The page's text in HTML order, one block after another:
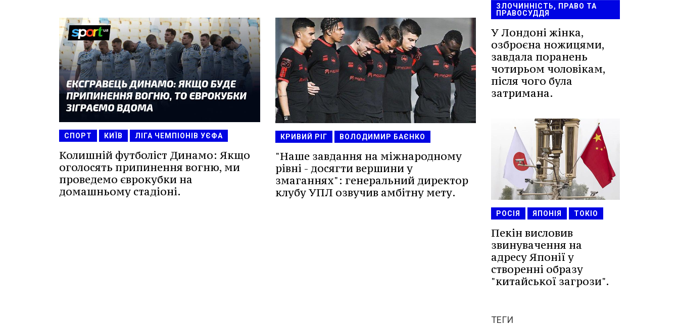
СПОРТ КИЇВ ЛІГА ЧЕМПІОНІВ УЄФА
Колишній футболіст Динамо: Якщо
оголосять припинення вогню, ми
проведемо єврокубки на
домашньому стадіоні.
КРИВИЙ РІГ ВОЛОДИМИР БАЄНКО
"Наше завдання на міжнародному
рівні - досягти вершини у
змаганнях": генеральний директор
клубу УПЛ озвучив амбітну мету.
ЗЛОЧИННІСТЬ, ПРАВО ТА
ПРАВОСУДДЯ
У Лондоні жінка,
озброєна ножицями,
завдала поранень
чотирьом чоловікам,
після чого була
затримана.
РОСІЯ ЯПОНІЯ ТОКІО
Пекін висловив
звинувачення на
адресу Японії у
створенні образу
"китайської загрози".
ТЕГИ